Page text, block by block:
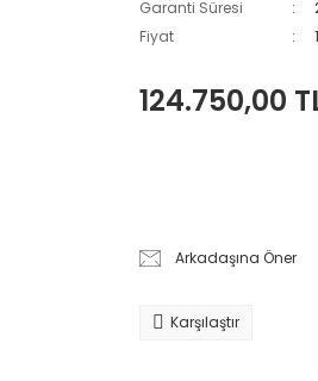
Garanti Süresi
Fiyat
124.750,00
Arkadaşına Öner
Karşılaştır